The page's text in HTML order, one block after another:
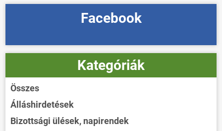
Facebook
Kategóriák
Összes
Álláshirdetések
Bizottsági ülések, napirendek